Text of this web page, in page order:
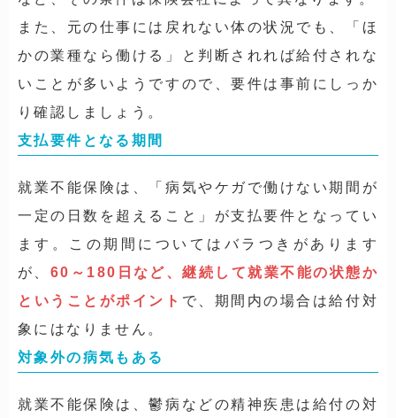
また、元の仕事には戻れない体の状況でも、「ほ
かの業種なら働ける」と判断されれば給付されな
いことが多いようですので、要件は事前にしっか
り確認しましょう。
支払要件となる期間
就業不能保険は、「病気やケガで働けない期間が
一定の日数を超えること」が支払要件となってい
ます。この期間についてはバラつきがあります
が、 60～180日など、継続して就業不能の状態か
ということがポイント で、期間内の場合は給付対
象にはなりません。
対象外の病気もある
就業不能保険は、鬱病 などの精神疾患は給付の対